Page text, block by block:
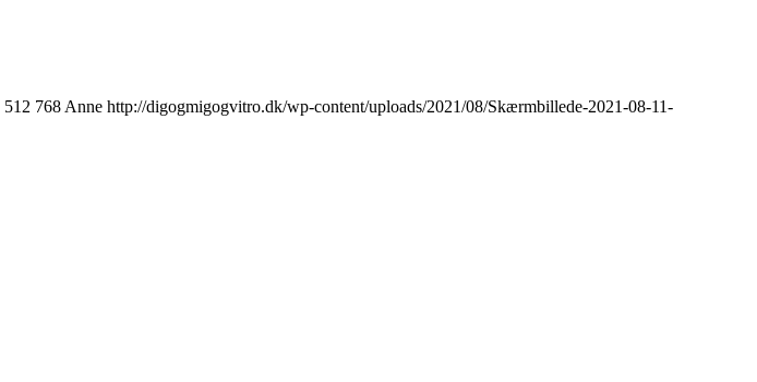
512 768 Anne http://digogmigogvitro.dk/wp-content/uploads/2021/08/Skærmbillede-2021-08-11-